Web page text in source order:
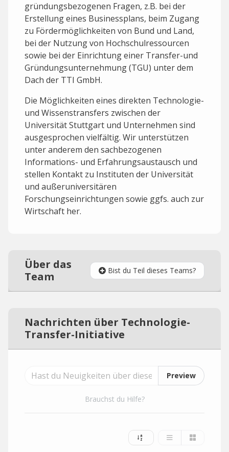
gründungsbezogenen Fragen, z.B. bei der
Erstellung eines Businessplans, beim Zugang
zu Fördermöglichkeiten von Bund und Land,
bei der Nutzung von Hochschulressourcen
sowie bei der Einrichtung einer Transfer-und
Gründungsunternehmung (TGU) unter dem
Dach der TTI GmbH.
Die Möglichkeiten eines direkten Technologie-
und Wissenstransfers zwischen der
Universität Stuttgart und Unternehmen sind
ausgesprochen vielfältig. Wir unterstützen
unter anderem den sachbezogenen
Informations- und Erfahrungsaustausch und
stellen Kontakt zu Instituten der Universität
und außeruniversitären
Forschungseinrichtungen sowie ggfs. auch zur
Wirtschaft her.
Über das
Team
Bist du Teil dieses Teams?
Nachrichten über Technologie-
Transfer-Initiative
Preview
Brauchst du Hilfe?